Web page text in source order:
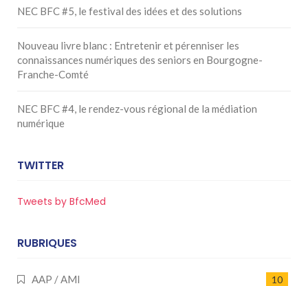
NEC BFC #5, le festival des idées et des solutions
Nouveau livre blanc : Entretenir et pérenniser les
connaissances numériques des seniors en Bourgogne-
Franche-Comté
NEC BFC #4, le rendez-vous régional de la médiation
numérique
TWITTER
Tweets by BfcMed
RUBRIQUES
AAP / AMI 10